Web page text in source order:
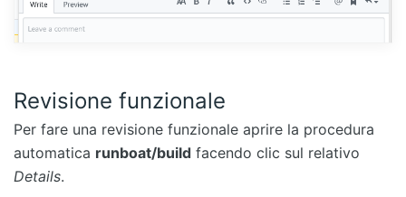
Revisione funzionale
Per fare una revisione funzionale aprire la procedura
automatica runboat/build facendo clic sul relativo
Details.